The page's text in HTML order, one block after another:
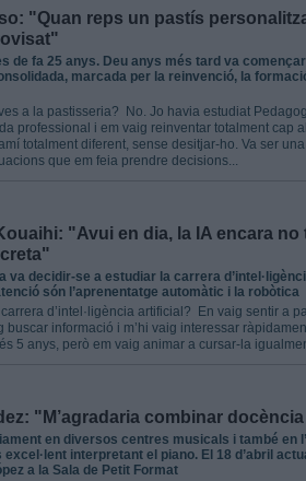
"Quan reps un pastís
de fa 25 anys. Deu anys més tard va
marcada per la reinvenció, la
a la pastisseria? No. Jo havia estudiat
professional i em vaig reinventar totalment cap
totalment diferent, sense desitjar-ho. Va ser
que em feia prendre decisions...
"Avui en dia, la IA encara no
va decidir-se a estudiar la carrera
són l’aprenentatge automàtic i la robòtica
d’intel·ligència artificial? En vaig sentir a
buscar informació i m’hi vaig interessar
5 anys, però em vaig animar a cursar-la
"M’agradaria combinar
en diversos centres musicals i també en
interpretant el piano. El 18 d’abril
a la Sala de Petit Format